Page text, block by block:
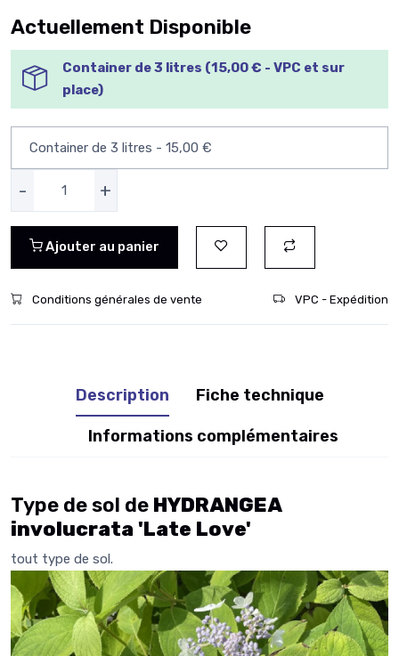
Actuellement Disponible
Container de 3 litres (15,00 € - VPC et sur
place)
- +
Ajouter au panier
Conditions générales de vente VPC - Expédition
Description Fiche technique
Informations complémentaires
Type de sol de HYDRANGEA
involucrata 'Late Love'
tout type de sol.